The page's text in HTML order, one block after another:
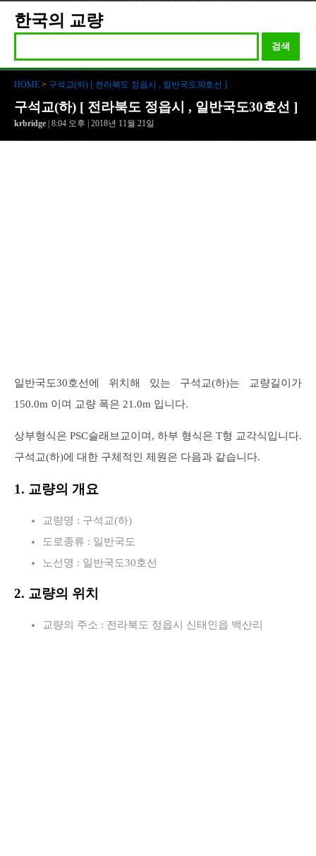
한국의 교량
검색
HOME > 구석교(하) [ 전라북도 정읍시 , 일반국도30호선 ]
구석교(하) [ 전라북도 정읍시 , 일반국도30호선 ]
krbridge | 8:04 오후 | 2018년 11월 21일
일반국도30호선에 위치해 있는 구석교(하)는 교량길이가
150.0m 이며 교량 폭은 21.0m 입니다.
상부형식은 PSC슬래브교이며, 하부 형식은 T형 교각식입니다.
구석교(하)에 대한 구체적인 제원은 다음과 같습니다.
1. 교량의 개요
교량명 : 구석교(하)
도로종류 : 일반국도
노선명 : 일반국도30호선
2. 교량의 위치
교량의 주소 : 전라북도 정읍시 신태인읍 백산리